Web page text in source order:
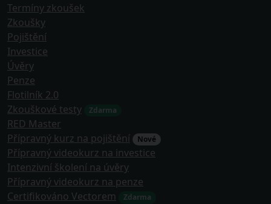
Termíny zkoušek
Zkoušky
Pojištění
Investice
Úvěry
Penze
Flotilník 2.0
Zkouškové testy
Zdarma
RED Master
Přípravný kurz na pojištění
Nové
Přípravný videokurz na investice
Intenzivní školení na úvěry
Přípravný videokurz na penze
Certifikováno Vectorem
Zdarma